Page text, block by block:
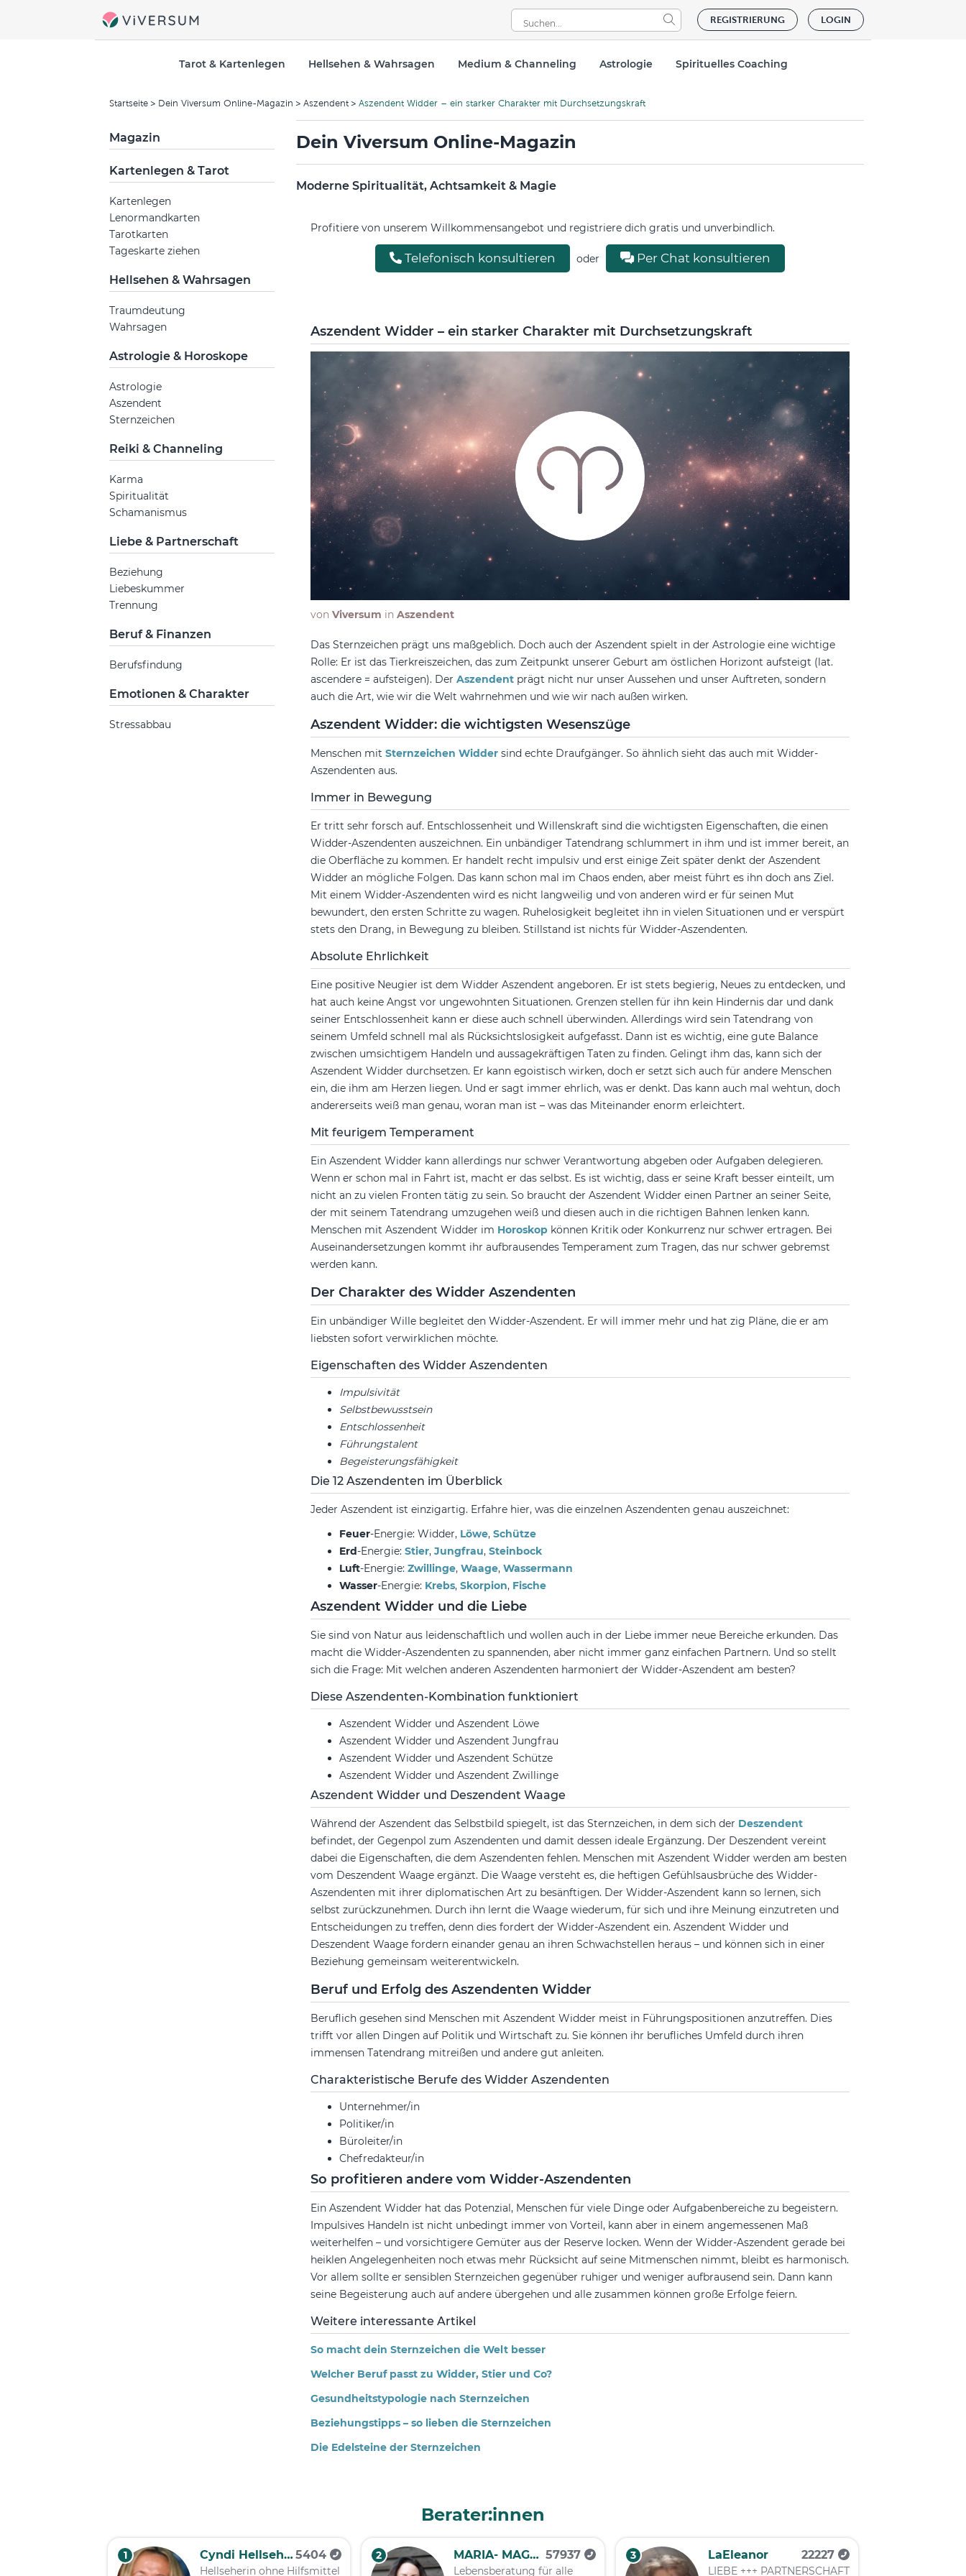
REGISTRIERUNG LOGIN
Tarot & Kartenlegen Hellsehen & Wahrsagen Medium & Channeling Astrologie Spirituelles Coaching
Startseite Dein Viversum Online-Magazin Aszendent Aszendent Widder – ein starker Charakter mit Durchsetzungskraft
Magazin
Kartenlegen & Tarot
Kartenlegen
Lenormandkarten
Tarotkarten
Tageskarte ziehen
Hellsehen & Wahrsagen
Traumdeutung
Wahrsagen
Astrologie & Horoskope
Astrologie
Aszendent
Sternzeichen
Reiki & Channeling
Karma
Spiritualität
Schamanismus
Liebe & Partnerschaft
Beziehung
Liebeskummer
Trennung
Beruf & Finanzen
Berufsfindung
Emotionen & Charakter
Stressabbau
Dein Viversum Online-Magazin
Moderne Spiritualität, Achtsamkeit & Magie
Profitiere von unserem Willkommensangebot und registriere dich gratis und unverbindlich.
Telefonisch konsultieren oder Per Chat konsultieren
Aszendent Widder – ein starker Charakter mit Durchsetzungskraft
von Viversum in Aszendent
Das Sternzeichen prägt uns maßgeblich. Doch auch der Aszendent spielt in der Astrologie eine wichtige
Rolle: Er ist das Tierkreiszeichen, das zum Zeitpunkt unserer Geburt am östlichen Horizont aufsteigt (lat.
ascendere = aufsteigen). Der Aszendent prägt nicht nur unser Aussehen und unser Auftreten, sondern
auch die Art, wie wir die Welt wahrnehmen und wie wir nach außen wirken.
Aszendent Widder: die wichtigsten Wesenszüge
Menschen mit Sternzeichen Widder sind echte Draufgänger. So ähnlich sieht das auch mit Widder-
Aszendenten aus.
Immer in Bewegung
Er tritt sehr forsch auf. Entschlossenheit und Willenskraft sind die wichtigsten Eigenschaften, die einen
Widder-Aszendenten auszeichnen. Ein unbändiger Tatendrang schlummert in ihm und ist immer bereit, an
die Oberfläche zu kommen. Er handelt recht impulsiv und erst einige Zeit später denkt der Aszendent
Widder an mögliche Folgen. Das kann schon mal im Chaos enden, aber meist führt es ihn doch ans Ziel.
Mit einem Widder-Aszendenten wird es nicht langweilig und von anderen wird er für seinen Mut
bewundert, den ersten Schritte zu wagen. Ruhelosigkeit begleitet ihn in vielen Situationen und er verspürt
stets den Drang, in Bewegung zu bleiben. Stillstand ist nichts für Widder-Aszendenten.
Absolute Ehrlichkeit
Eine positive Neugier ist dem Widder Aszendent angeboren. Er ist stets begierig, Neues zu entdecken, und
hat auch keine Angst vor ungewohnten Situationen. Grenzen stellen für ihn kein Hindernis dar und dank
seiner Entschlossenheit kann er diese auch schnell überwinden. Allerdings wird sein Tatendrang von
seinem Umfeld schnell mal als Rücksichtslosigkeit aufgefasst. Dann ist es wichtig, eine gute Balance
zwischen umsichtigem Handeln und aussagekräftigen Taten zu finden. Gelingt ihm das, kann sich der
Aszendent Widder durchsetzen. Er kann egoistisch wirken, doch er setzt sich auch für andere Menschen
ein, die ihm am Herzen liegen. Und er sagt immer ehrlich, was er denkt. Das kann auch mal wehtun, doch
andererseits weiß man genau, woran man ist – was das Miteinander enorm erleichtert.
Mit feurigem Temperament
Ein Aszendent Widder kann allerdings nur schwer Verantwortung abgeben oder Aufgaben delegieren.
Wenn er schon mal in Fahrt ist, macht er das selbst. Es ist wichtig, dass er seine Kraft besser einteilt, um
nicht an zu vielen Fronten tätig zu sein. So braucht der Aszendent Widder einen Partner an seiner Seite,
der mit seinem Tatendrang umzugehen weiß und diesen auch in die richtigen Bahnen lenken kann.
Menschen mit Aszendent Widder im Horoskop können Kritik oder Konkurrenz nur schwer ertragen. Bei
Auseinandersetzungen kommt ihr aufbrausendes Temperament zum Tragen, das nur schwer gebremst
werden kann.
Der Charakter des Widder Aszendenten
Ein unbändiger Wille begleitet den Widder-Aszendent. Er will immer mehr und hat zig Pläne, die er am
liebsten sofort verwirklichen möchte.
Eigenschaften des Widder Aszendenten
Impulsivität
Selbstbewusstsein
Entschlossenheit
Führungstalent
Begeisterungsfähigkeit
Die 12 Aszendenten im Überblick
Jeder Aszendent ist einzigartig. Erfahre hier, was die einzelnen Aszendenten genau auszeichnet:
Feuer-Energie: Widder, Löwe, Schütze
Erd-Energie: Stier, Jungfrau, Steinbock
Luft-Energie: Zwillinge, Waage, Wassermann
Wasser-Energie: Krebs, Skorpion, Fische
Aszendent Widder und die Liebe
Sie sind von Natur aus leidenschaftlich und wollen auch in der Liebe immer neue Bereiche erkunden. Das
macht die Widder-Aszendenten zu spannenden, aber nicht immer ganz einfachen Partnern. Und so stellt
sich die Frage: Mit welchen anderen Aszendenten harmoniert der Widder-Aszendent am besten?
Diese Aszendenten-Kombination funktioniert
Aszendent Widder und Aszendent Löwe
Aszendent Widder und Aszendent Jungfrau
Aszendent Widder und Aszendent Schütze
Aszendent Widder und Aszendent Zwillinge
Aszendent Widder und Deszendent Waage
Während der Aszendent das Selbstbild spiegelt, ist das Sternzeichen, in dem sich der Deszendent
befindet, der Gegenpol zum Aszendenten und damit dessen ideale Ergänzung. Der Deszendent vereint
dabei die Eigenschaften, die dem Aszendenten fehlen. Menschen mit Aszendent Widder werden am besten
vom Deszendent Waage ergänzt. Die Waage versteht es, die heftigen Gefühlsausbrüche des Widder-
Aszendenten mit ihrer diplomatischen Art zu besänftigen. Der Widder-Aszendent kann so lernen, sich
selbst zurückzunehmen. Durch ihn lernt die Waage wiederum, für sich und ihre Meinung einzutreten und
Entscheidungen zu treffen, denn dies fordert der Widder-Aszendent ein. Aszendent Widder und
Deszendent Waage fordern einander genau an ihren Schwachstellen heraus – und können sich in einer
Beziehung gemeinsam weiterentwickeln.
Beruf und Erfolg des Aszendenten Widder
Beruflich gesehen sind Menschen mit Aszendent Widder meist in Führungspositionen anzutreffen. Dies
trifft vor allen Dingen auf Politik und Wirtschaft zu. Sie können ihr berufliches Umfeld durch ihren
immensen Tatendrang mitreißen und andere gut anleiten.
Charakteristische Berufe des Widder Aszendenten
Unternehmer/in
Politiker/in
Büroleiter/in
Chefredakteur/in
So profitieren andere vom Widder-Aszendenten
Ein Aszendent Widder hat das Potenzial, Menschen für viele Dinge oder Aufgabenbereiche zu begeistern.
Impulsives Handeln ist nicht unbedingt immer von Vorteil, kann aber in einem angemessenen Maß
weiterhelfen – und vorsichtigere Gemüter aus der Reserve locken. Wenn der Widder-Aszendent gerade bei
heiklen Angelegenheiten noch etwas mehr Rücksicht auf seine Mitmenschen nimmt, bleibt es harmonisch.
Vor allem sollte er sensiblen Sternzeichen gegenüber ruhiger und weniger aufbrausend sein. Dann kann
seine Begeisterung auch auf andere übergehen und alle zusammen können große Erfolge feiern.
Weitere interessante Artikel
So macht dein Sternzeichen die Welt besser
Welcher Beruf passt zu Widder, Stier und Co?
Gesundheitstypologie nach Sternzeichen
Beziehungstipps – so lieben die Sternzeichen
Die Edelsteine der Sternzeichen
Berater:innen
1 Cyndi Hellseherin5404
Hellseherin ohne Hilfsmittel
2 MARIA- MAGDALENA 57937
Lebensberatung für alle
3 LaEleanor 22227
LIEBE +++ PARTNERSCHAFT